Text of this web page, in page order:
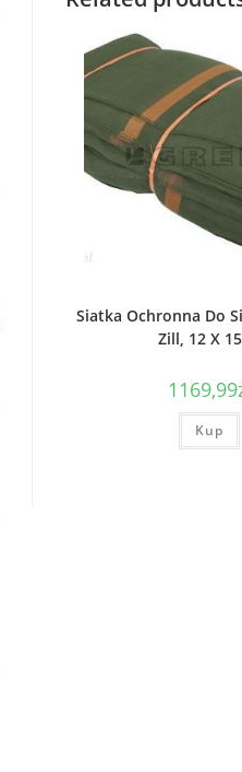
Siatka Ochronna Do
Zill, 12 X
1169,99
Kup